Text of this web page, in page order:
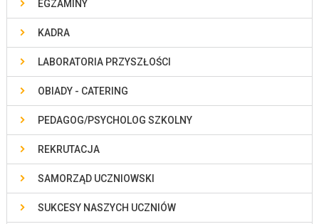
EGZAMINY
KADRA
LABORATORIA PRZYSZŁOŚCI
OBIADY - CATERING
PEDAGOG/PSYCHOLOG SZKOLNY
REKRUTACJA
SAMORZĄD UCZNIOWSKI
SUKCESY NASZYCH UCZNIÓW